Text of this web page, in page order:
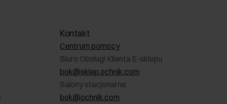
Kontakt
Centrum pomocy
Biuro Obsługi Klienta E-sklepu
bok@sklep.ochnik.com
Salony stacjonarne
bok@ochnik.com